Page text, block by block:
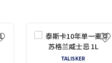
TALISKER